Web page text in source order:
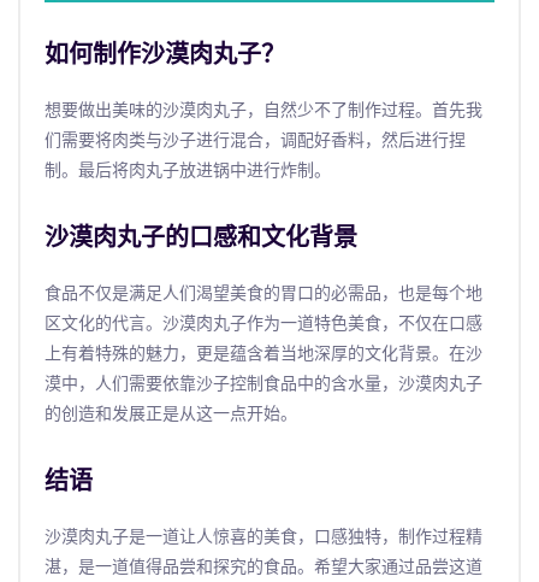
如何制作沙漠肉丸子？
想要做出美味的沙漠肉丸子，自然少不了制作过程。首先我
们需要将肉类与沙子进行混合，调配好香料，然后进行捏
制。最后将肉丸子放进锅中进行炸制。
沙漠肉丸子的口感和文化背景
食品不仅是满足人们渴望美食的胃口的必需品，也是每个地
区文化的代言。沙漠肉丸子作为一道特色美食，不仅在口感
上有着特殊的魅力，更是蕴含着当地深厚的文化背景。在沙
漠中，人们需要依靠沙子控制食品中的含水量，沙漠肉丸子
的创造和发展正是从这一点开始。
结语
沙漠肉丸子是一道让人惊喜的美食，口感独特，制作过程精
湛，是一道值得品尝和探究的食品。希望大家通过品尝这道